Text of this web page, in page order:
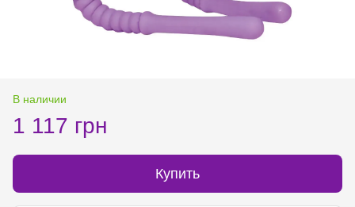
В наличии
1 117 грн
Купить